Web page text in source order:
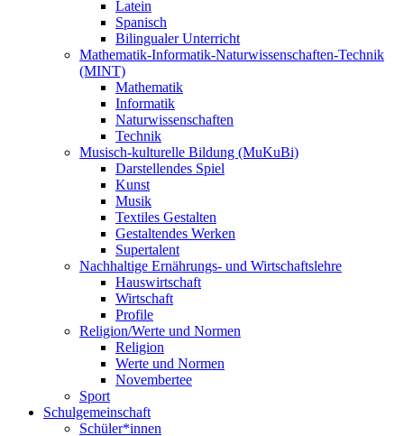
Latein
Spanisch
Bilingualer Unterricht
Mathematik-Informatik-Naturwissenschaften-Technik
(MINT)
Mathematik
Informatik
Naturwissenschaften
Technik
Musisch-kulturelle Bildung (MuKuBi)
Darstellendes Spiel
Kunst
Musik
Textiles Gestalten
Gestaltendes Werken
Supertalent
Nachhaltige Ernährungs- und Wirtschaftslehre
Hauswirtschaft
Wirtschaft
Profile
Religion/Werte und Normen
Religion
Werte und Normen
Novembertee
Sport
Schulgemeinschaft
Schüler*innen